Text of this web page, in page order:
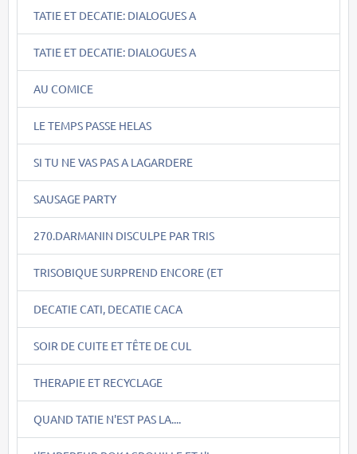
TATIE ET DECATIE: DIALOGUES A
TATIE ET DECATIE: DIALOGUES A
AU COMICE
LE TEMPS PASSE HELAS
SI TU NE VAS PAS A LAGARDERE
SAUSAGE PARTY
270.DARMANIN DISCULPE PAR TRIS
TRISOBIQUE SURPREND ENCORE (ET
DECATIE CATI, DECATIE CACA
SOIR DE CUITE ET TÊTE DE CUL
THERAPIE ET RECYCLAGE
QUAND TATIE N'EST PAS LA....